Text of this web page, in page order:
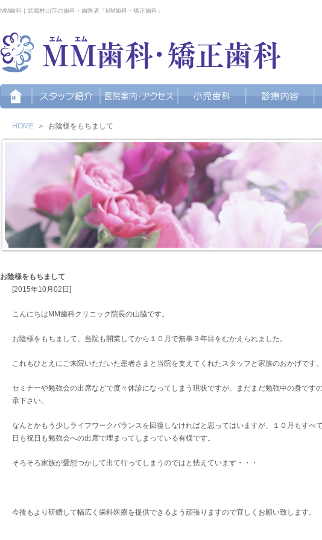
MM歯科 | 武蔵村山市の歯科・歯医者「MM歯科・矯正歯科」
HOME ＞ お陰様をもちまして
お陰様をもちまして
[2015年10月02日]
こんにちはMM歯科クリニック院長の山脇です。
お陰様をもちまして、当院も開業してから１０月で無事３年目をむかえられました。
これもひとえにご来院いただいた患者さまと当院を支えてくれたスタッフと家族のおかげです。
セミナーや勉強会の出席などで度々休診になってしまう現状ですが、まだまだ勉強中の身です
承下さい。
なんとかもう少しライフワークバランスを回復しなければと思ってはいますが、１０月もすべ
日も祝日も勉強会への出席で埋まってしまっている有様です。
そろそろ家族が愛想つかして出て行ってしまうのではと怯えています・・・
今後もより研鑽して幅広く歯科医療を提供できるよう頑張りますので宜しくお願い致します。